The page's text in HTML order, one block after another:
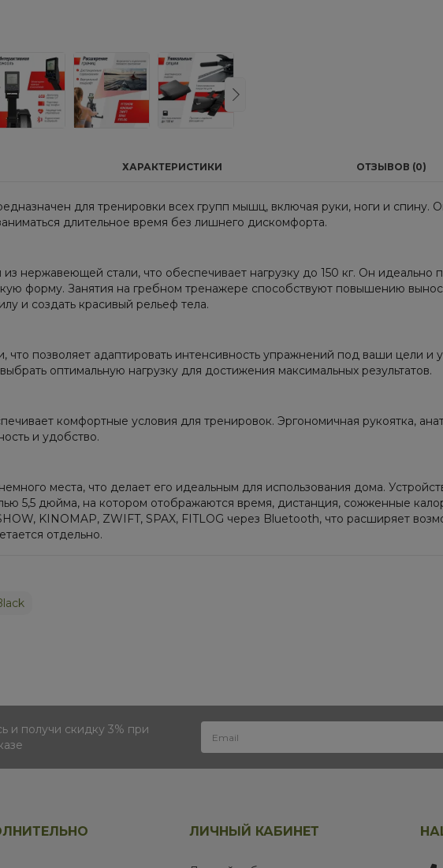
ХАРАКТЕРИСТИКИ ОТЗЫВОВ (0)
для тренировки всех групп мышц, включая руки, ноги и
длительное время без лишнего дискомфорта.
нержавеющей стали, что обеспечивает нагрузку до 150 кг. Он
форму. Занятия на гребном тренажере способствуют повышению
и создать красивый рельеф тела.
что позволяет адаптировать интенсивность упражнений под ваши цели и
оптимальную нагрузку для достижения максимальных результатов.
комфортные условия для тренировок. Эргономичная рукоятка,
и удобство.
места, что делает его идеальным для использования дома.
5,5 дюйма, на котором отображаются время, дистанция, сожженные
KINOMAP, ZWIFT, SPAX, FITLOG через Bluetooth, что расширяет
отдельно.
и получи скидку 3% при
ЛИЧНЫЙ КАБИНЕТ